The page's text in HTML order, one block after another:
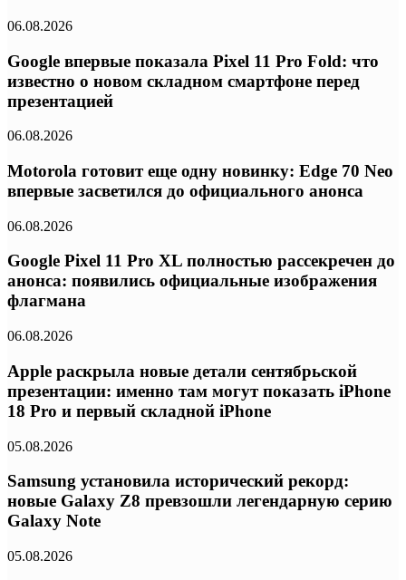
06.08.2026
Google впервые показала Pixel 11 Pro Fold: что
известно о новом складном смартфоне перед
презентацией
06.08.2026
Motorola готовит еще одну новинку: Edge 70 Neo
впервые засветился до официального анонса
06.08.2026
Google Pixel 11 Pro XL полностью рассекречен до
анонса: появились официальные изображения
флагмана
06.08.2026
Apple раскрыла новые детали сентябрьской
презентации: именно там могут показать iPhone
18 Pro и первый складной iPhone
05.08.2026
Samsung установила исторический рекорд:
новые Galaxy Z8 превзошли легендарную серию
Galaxy Note
05.08.2026